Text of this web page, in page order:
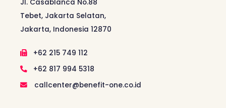
Jl. Casablanca No.88
Tebet, Jakarta Selatan,
Jakarta, Indonesia 12870
+62 215 749 112
+62 817 994 5318
callcenter@benefit-one.co.id